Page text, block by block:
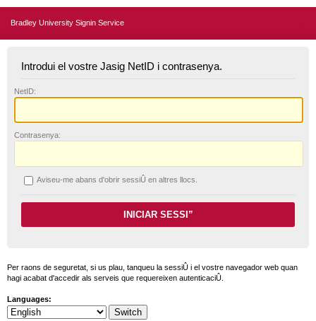
Bradley University Signin Service
Introdui el vostre Jasig NetID i contrasenya.
NetID:
Contrasenya:
Aviseu-me abans d'obrir sessiÛ en altres llocs.
Per raons de seguretat, si us plau, tanqueu la sessiÛ i el vostre navegador web quan
hagi acabat d'accedir als serveis que requereixen autenticaciÛ.
Languages: